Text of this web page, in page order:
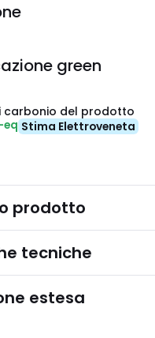
green
carbonio del prodotto
eq Stima Elettroveneta
prodotto
tecniche
estesa